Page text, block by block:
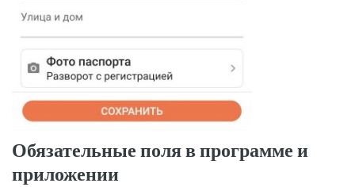
Обязательные поля в программе и
приложении